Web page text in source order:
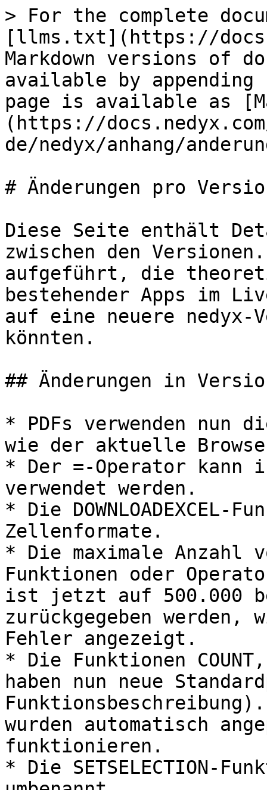
> For the complete
[llms.txt](https://
Markdown versions of
available by
page is available as
(https://
de/nedyx/anhang/
# Änderungen pro
Diese Seite enthält
zwischen den
aufgeführt, die
bestehender Apps im
auf eine neuere nedyx-
könnten.
## Änderungen in
* PDFs verwenden nun
wie der aktuelle
* Der =-Operator kann
verwendet werden.
* Die
Zellenformate.
* Die maximale Anzahl
Funktionen oder
ist jetzt auf 500.000
zurückgegeben
Fehler angezeigt.
* Die Funktionen COUNT,
haben nun neue
wurden automatisch
funktionieren.
* Die SETSELECTION-